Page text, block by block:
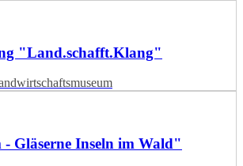
"Land.schafft.Klang"
Gläserne Inseln im Wald"